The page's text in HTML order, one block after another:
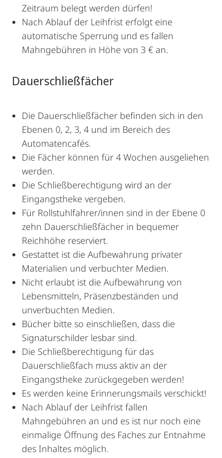
Zeitraum belegt werden dürfen!
Nach Ablauf der Leihfrist erfolgt eine
automatische Sperrung und es fallen
Mahngebühren in Höhe von 3 € an.
Dauerschließfächer
Die Dauerschließfächer befinden sich in den
Ebenen 0, 2, 3, 4 und im Bereich des
Automatencafés.
Die Fächer können für 4 Wochen ausgeliehen
werden.
Die Schließberechtigung wird an der
Eingangstheke vergeben.
Für Rollstuhlfahrer/innen sind in der Ebene 0
zehn Dauerschließfächer in bequemer
Reichhöhe reserviert.
Gestattet ist die Aufbewahrung privater
Materialien und verbuchter Medien.
Nicht erlaubt ist die Aufbewahrung von
Lebensmitteln, Präsenzbeständen und
unverbuchten Medien.
Bücher bitte so einschließen, dass die
Signaturschilder lesbar sind.
Die Schließberechtigung für das
Dauerschließfach muss aktiv an der
Eingangstheke zurückgegeben werden!
Es werden keine Erinnerungsmails verschickt!
Nach Ablauf der Leihfrist fallen
Mahngebühren an und es ist nur noch eine
einmalige Öffnung des Faches zur Entnahme
des Inhaltes möglich.